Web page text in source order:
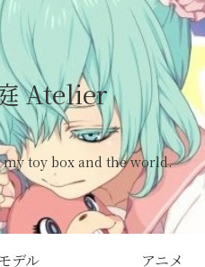
Atelier
toy box and the world.
デル アニメ